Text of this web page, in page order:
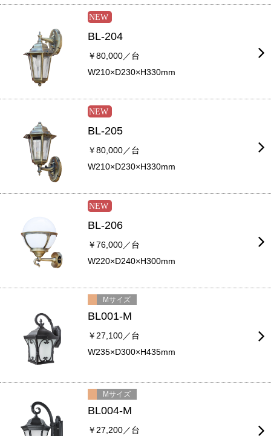
BL-204
￥80,000／台
W210×D230×H330mm
BL-205
￥80,000／台
W210×D230×H330mm
BL-206
￥76,000／台
W220×D240×H300mm
Mサイズ
BL001-M
￥27,100／台
W235×D300×H435mm
Mサイズ
BL004-M
￥27,200／台